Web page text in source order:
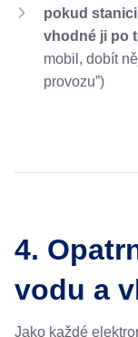
pokud
vhodné ji po
mobil, dobít
provozu”)
4.
vodu a
Jako každé